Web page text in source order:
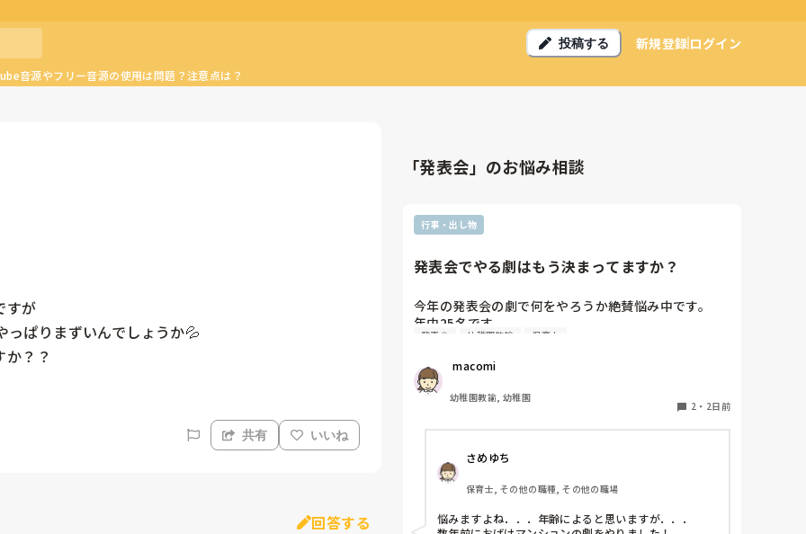
投稿する 新規登録ログイン
音源やフリー音源の使用は問題？注意点は？
すが
ぱりまずいんでしょうか💦
？？
共有 いいね
回答する
「発表会」のお悩み相談
行事・出し物
発表会でやる劇はもう決まってますか？
今年の発表会の劇で何をやろうか絶賛悩み中です。
年中25名です。
過去に「これは子どもたちも楽しんで大成功だっ
演目があれば、ぜひ教えてほしいです！
発表会 幼稚園教諭 保育士
macomi
幼稚園教諭, 幼稚園
2 ・ 2日前
さめゆち
保育士, その他の職種, その他の職場
悩みますよね．．．年齢によると思いますが．．．